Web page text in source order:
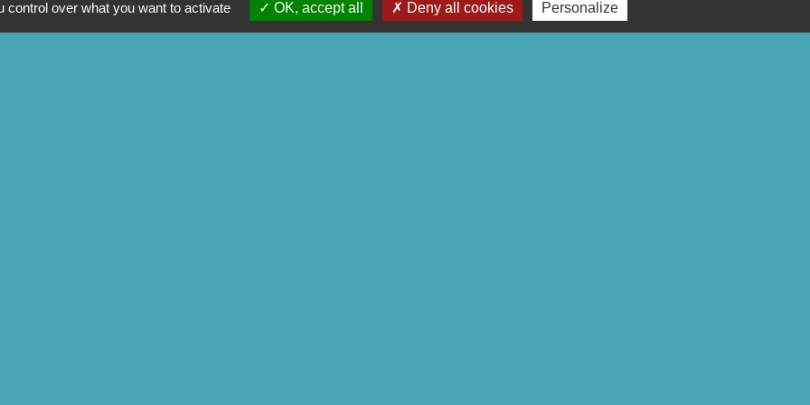
over what you want to activate OK, accept all Deny all cookies Personalize